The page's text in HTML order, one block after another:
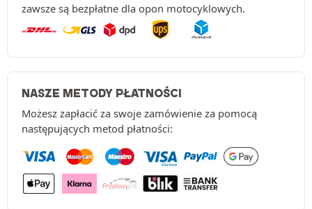
zawsze są bezpłatne dla opon motocyklowych.
NASZE METODY PŁATNOŚCI
Możesz zapłacić za swoje zamówienie za pomocą
następujących metod płatności: